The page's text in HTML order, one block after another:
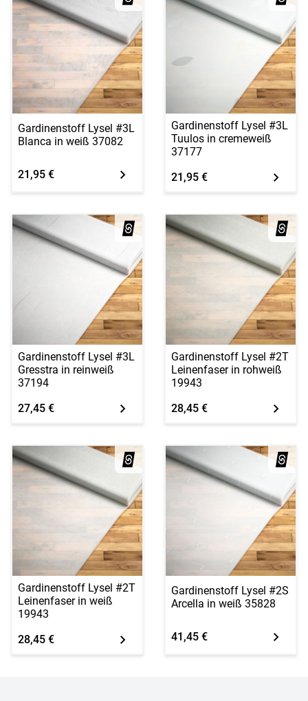
Gardinenstoff Lysel #3L
Blanca in weiß 37082
21,95 €
Gardinenstoff Lysel #3L
Tuulos in cremeweiß
37177
21,95 €
Gardinenstoff Lysel #3L
Gresstra in reinweiß
37194
27,45 €
Gardinenstoff Lysel #2T
Leinenfaser in rohweiß
19943
28,45 €
Gardinenstoff Lysel #2T
Leinenfaser in weiß
19943
28,45 €
Gardinenstoff Lysel #2S
Arcella in weiß 35828
41,45 €